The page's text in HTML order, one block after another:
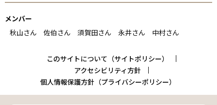
メンバー
秋山さん 佐伯さん 須賀田さん 永井さん 中村さん
このサイトについて（サイトポリシー）
アクセシビリティ方針
個人情報保護方針（プライバシーポリシー）